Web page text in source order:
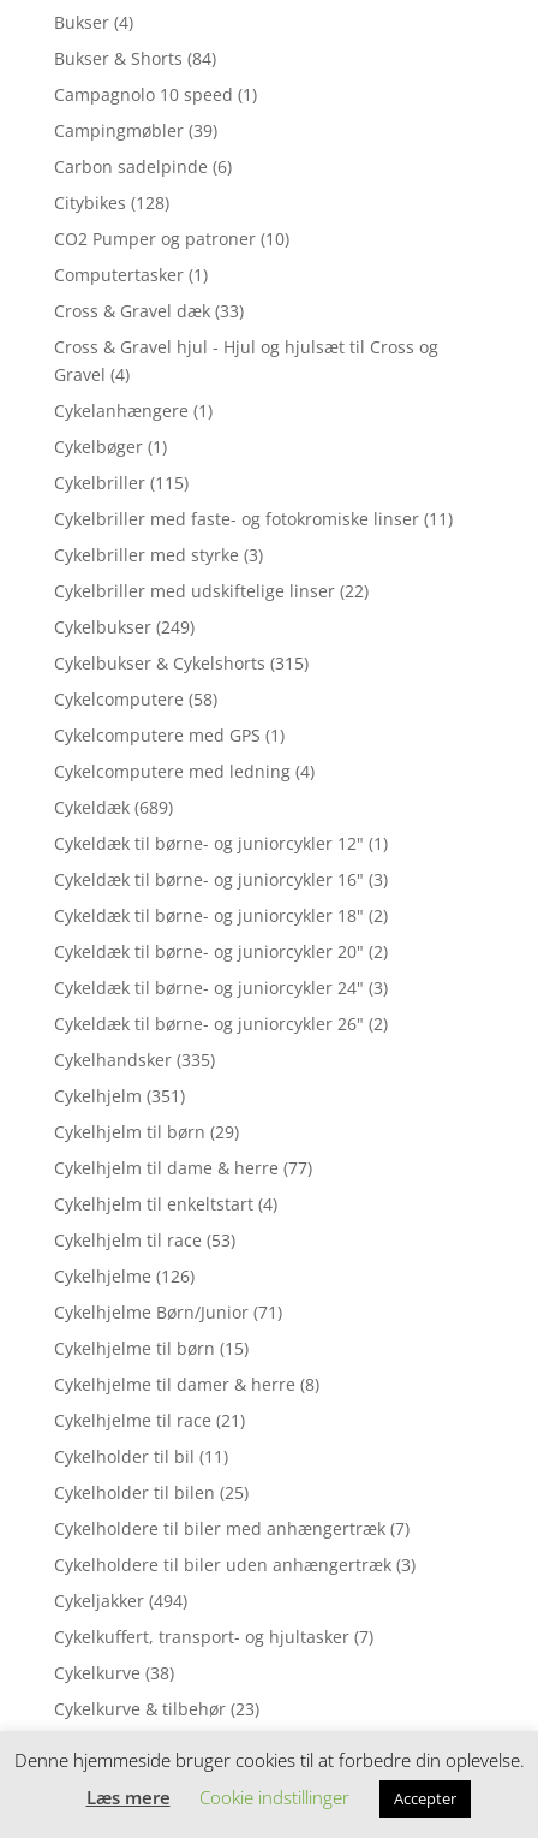
Bukser (4)
Bukser & Shorts (84)
Campagnolo 10 speed (1)
Campingmøbler (39)
Carbon sadelpinde (6)
Citybikes (128)
CO2 Pumper og patroner (10)
Computertasker (1)
Cross & Gravel dæk (33)
Cross & Gravel hjul - Hjul og hjulsæt til Cross og
Gravel (4)
Cykelanhængere (1)
Cykelbøger (1)
Cykelbriller (115)
Cykelbriller med faste- og fotokromiske linser (11)
Cykelbriller med styrke (3)
Cykelbriller med udskiftelige linser (22)
Cykelbukser (249)
Cykelbukser & Cykelshorts (315)
Cykelcomputere (58)
Cykelcomputere med GPS (1)
Cykelcomputere med ledning (4)
Cykeldæk (689)
Cykeldæk til børne- og juniorcykler 12" (1)
Cykeldæk til børne- og juniorcykler 16" (3)
Cykeldæk til børne- og juniorcykler 18" (2)
Cykeldæk til børne- og juniorcykler 20" (2)
Cykeldæk til børne- og juniorcykler 24" (3)
Cykeldæk til børne- og juniorcykler 26" (2)
Cykelhandsker (335)
Cykelhjelm (351)
Cykelhjelm til børn (29)
Cykelhjelm til dame & herre (77)
Cykelhjelm til enkeltstart (4)
Cykelhjelm til race (53)
Cykelhjelme (126)
Cykelhjelme Børn/Junior (71)
Cykelhjelme til børn (15)
Cykelhjelme til damer & herre (8)
Cykelhjelme til race (21)
Cykelholder til bil (11)
Cykelholder til bilen (25)
Cykelholdere til biler med anhængertræk (7)
Cykelholdere til biler uden anhængertræk (3)
Cykeljakker (494)
Cykelkuffert, transport- og hjultasker (7)
Cykelkurve (38)
Cykelkurve & tilbehør (23)
Denne hjemmeside bruger cookies til at forbedre din oplevelse.
Læs mere
Cookie indstillinger Accepter